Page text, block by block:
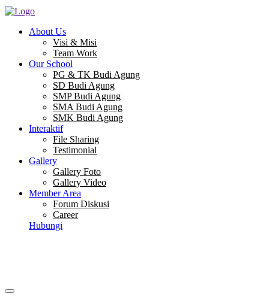
About Us
Visi & Misi
Team Work
Our School
PG & TK Budi Agung
SD Budi Agung
SMP Budi Agung
SMA Budi Agung
SMK Budi Agung
Interaktif
File Sharing
Testimonial
Gallery
Gallery Foto
Gallery Video
Member Area
Forum Diskusi
Career
Hubungi